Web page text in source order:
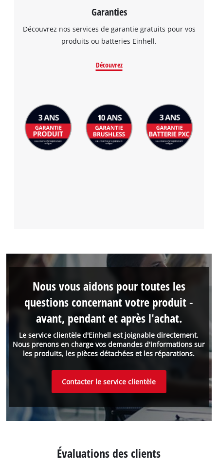
Garanties
Découvrez nos services de garantie gratuits pour vos
produits ou batteries Einhell.
Découvrez
Le service clientèle d'Einhell est joignable directement.
Nous prenons en charge vos demandes d'informations sur
les produits, les pièces détachées et les réparations.
Nous vous aidons pour toutes les
questions concernant votre produit -
avant, pendant et après l'achat.
Contacter le service clientèle
Évaluations des clients